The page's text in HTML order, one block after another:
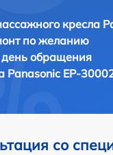
кресла
по желанию
день обращения
Panasonic EP-
со